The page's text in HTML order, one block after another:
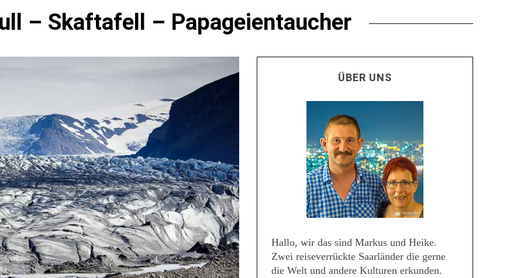
– Skaftafell – Papageientaucher
ÜBER UNS
Hallo, wir das sind Markus und Heike.
Zwei reiseverrückte Saarländer die gerne
die Welt und andere Kulturen erkunden.